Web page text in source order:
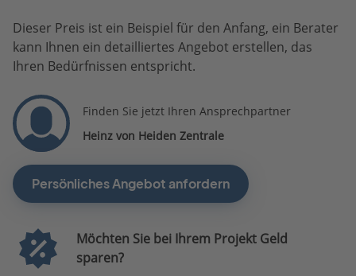
Dieser Preis ist ein Beispiel für den Anfang, ein Berater
kann Ihnen ein detailliertes Angebot erstellen, das
Ihren Bedürfnissen entspricht.
Finden Sie jetzt Ihren Ansprechpartner
Heinz von Heiden Zentrale
Persönliches Angebot anfordern
Möchten Sie bei Ihrem Projekt Geld
sparen?